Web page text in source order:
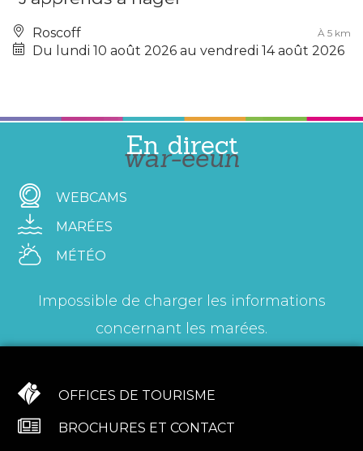
Roscoff À 5 km
Du lundi 10 août 2026 au vendredi 14 août 2026
En direct
war-eeun
WEBCAMS
MARÉES
MÉTÉO
Impossible de charger les informations
concernant les marées.
OFFICES DE TOURISME
BROCHURES ET CONTACT